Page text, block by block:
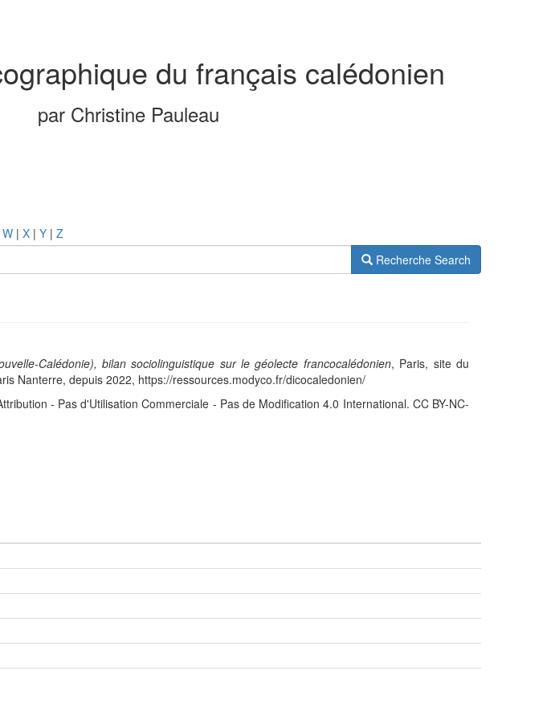
du français calédonien
par Christine Pauleau
W | X | Y | Z
Recherche Search
Calédonie), bilan sociolinguistique sur le géolecte francocalédonien, Paris, site du
Nanterre, depuis 2022, https://ressources.modyco.fr/dicocaledonien/
- Pas d'Utilisation Commerciale - Pas de Modification 4.0 International. CC BY-NC-